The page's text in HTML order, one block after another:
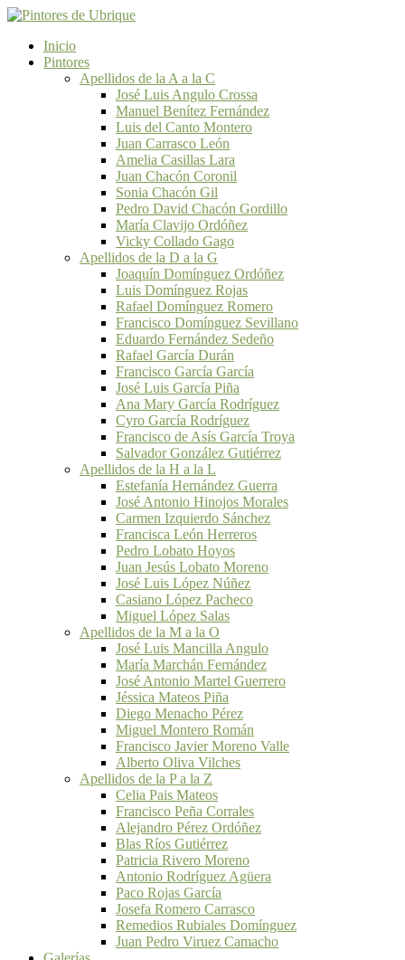
Inicio
Pintores
Apellidos de la A a la C
José Luis Angulo Crossa
Manuel Benítez Fernández
Luis del Canto Montero
Juan Carrasco León
Amelia Casillas Lara
Juan Chacón Coronil
Sonia Chacón Gil
Pedro David Chacón Gordillo
María Clavijo Ordóñez
Vicky Collado Gago
Apellidos de la D a la G
Joaquín Domínguez Ordóñez
Luis Domínguez Rojas
Rafael Domínguez Romero
Francisco Domínguez Sevillano
Eduardo Fernández Sedeño
Rafael García Durán
Francisco García García
José Luis García Piña
Ana Mary García Rodríguez
Cyro García Rodríguez
Francisco de Asís García Troya
Salvador González Gutiérrez
Apellidos de la H a la L
Estefanía Hernández Guerra
José Antonio Hinojos Morales
Carmen Izquierdo Sánchez
Francisca León Herreros
Pedro Lobato Hoyos
Juan Jesús Lobato Moreno
José Luis López Núñez
Casiano López Pacheco
Miguel López Salas
Apellidos de la M a la O
José Luis Mancilla Angulo
María Marchán Fernández
José Antonio Martel Guerrero
Jéssica Mateos Piña
Diego Menacho Pérez
Miguel Montero Román
Francisco Javier Moreno Valle
Alberto Oliva Vilches
Apellidos de la P a la Z
Celia Pais Mateos
Francisco Peña Corrales
Alejandro Pérez Ordóñez
Blas Ríos Gutiérrez
Patricia Rivero Moreno
Antonio Rodríguez Agüera
Paco Rojas García
Josefa Romero Carrasco
Remedios Rubiales Domínguez
Juan Pedro Viruez Camacho